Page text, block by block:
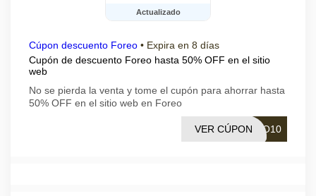
Actualizado
Cúpon descuento Foreo • Expira en 8 días
Cupón de descuento Foreo hasta 50% OFF en el sitio
web
No se pierda la venta y tome el cupón para ahorrar hasta
50% OFF en el sitio web en Foreo
LO10
VER CÚPON